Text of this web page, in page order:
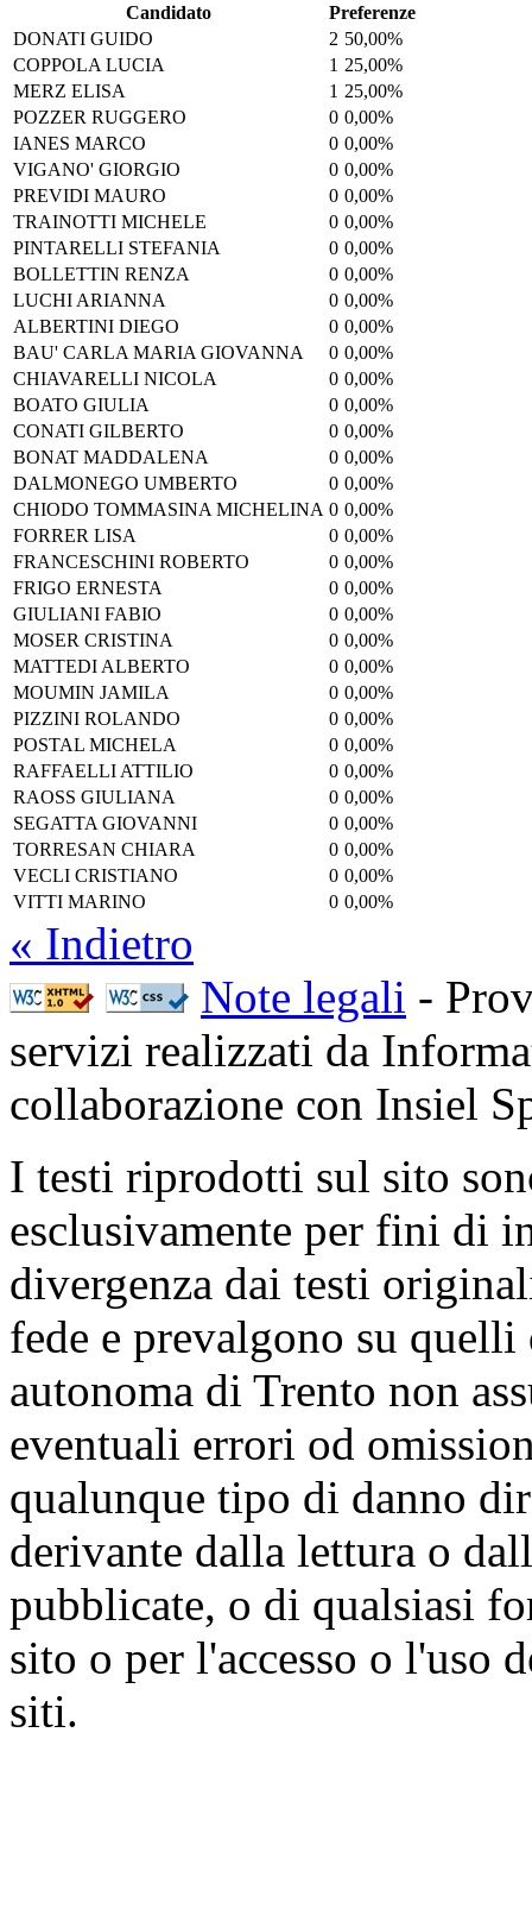
Candidato
Preferenze
DONATI GUIDO
2 50,00%
COPPOLA LUCIA
1 25,00%
MERZ ELISA
1 25,00%
POZZER RUGGERO
0 0,00%
IANES MARCO
0 0,00%
VIGANO' GIORGIO
0 0,00%
PREVIDI MAURO
0 0,00%
TRAINOTTI MICHELE
0 0,00%
PINTARELLI STEFANIA
0 0,00%
BOLLETTIN RENZA
0 0,00%
LUCHI ARIANNA
0 0,00%
ALBERTINI DIEGO
0 0,00%
BAU' CARLA MARIA GIOVANNA
0 0,00%
CHIAVARELLI NICOLA
0 0,00%
BOATO GIULIA
0 0,00%
CONATI GILBERTO
0 0,00%
BONAT MADDALENA
0 0,00%
DALMONEGO UMBERTO
0 0,00%
CHIODO TOMMASINA MICHELINA 0 0,00%
FORRER LISA
0 0,00%
FRANCESCHINI ROBERTO
0 0,00%
FRIGO ERNESTA
0 0,00%
GIULIANI FABIO
0 0,00%
MOSER CRISTINA
0 0,00%
MATTEDI ALBERTO
0 0,00%
MOUMIN JAMILA
0 0,00%
PIZZINI ROLANDO
0 0,00%
POSTAL MICHELA
0 0,00%
RAFFAELLI ATTILIO
0 0,00%
RAOSS GIULIANA
0 0,00%
SEGATTA GIOVANNI
0 0,00%
TORRESAN CHIARA
0 0,00%
VECLI CRISTIANO
0 0,00%
VITTI MARINO
0 0,00%
« Indietro
Note legali -
servizi realizzati da
collaborazione con Insiel
I testi riprodotti sul sito
esclusivamente per fini di
divergenza dai testi
fede e prevalgono su
autonoma di Trento non
eventuali errori od
qualunque tipo di danno
derivante dalla lettura o
pubblicate, o di qualsiasi
sito o per l'accesso o l'uso
siti.